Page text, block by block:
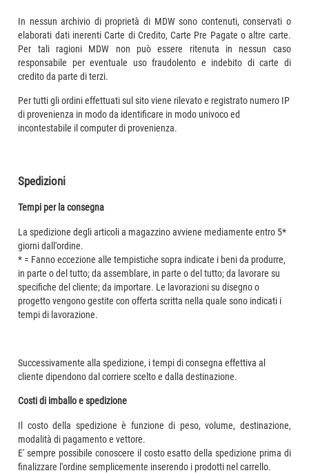
In nessun archivio di proprietà di MDW sono contenuti, conservati o
elaborati dati inerenti Carte di Credito, Carte Pre Pagate o altre carte.
Per tali ragioni MDW non può essere ritenuta in nessun caso
responsabile per eventuale uso fraudolento e indebito di carte di
credito da parte di terzi.
Per tutti gli ordini effettuati sul sito viene rilevato e registrato numero IP
di provenienza in modo da identificare in modo univoco ed
incontestabile il computer di provenienza.
Spedizioni
Tempi per la consegna
La spedizione degli articoli a magazzino avviene mediamente entro 5*
giorni dall'ordine.
* = Fanno eccezione alle tempistiche sopra indicate i beni da produrre,
in parte o del tutto; da assemblare, in parte o del tutto; da lavorare su
specifiche del cliente; da importare. Le lavorazioni su disegno o
progetto vengono gestite con offerta scritta nella quale sono indicati i
tempi di lavorazione.
Successivamente alla spedizione, i tempi di consegna effettiva al
cliente dipendono dal corriere scelto e dalla destinazione.
Costi di imballo e spedizione
Il costo della spedizione è funzione di peso, volume, destinazione,
modalità di pagamento e vettore.
E' sempre possibile conoscere il costo esatto della spedizione prima di
finalizzare l'ordine semplicemente inserendo i prodotti nel carrello.